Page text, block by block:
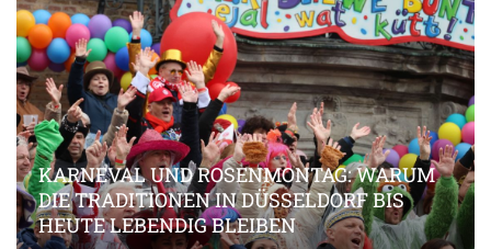
KARNEVAL UND ROSENMONTAG: WARUM
DIE TRADITIONEN IN DÜSSELDORF BIS
HEUTE LEBENDIG BLEIBEN